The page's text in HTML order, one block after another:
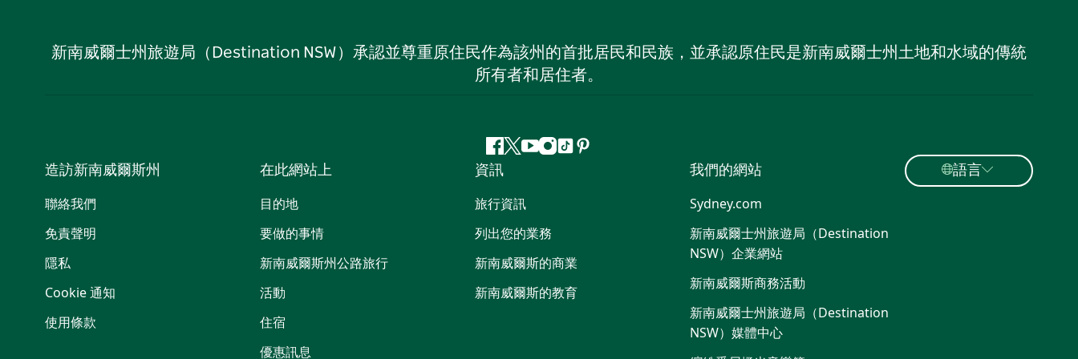
新南威爾士州旅遊局（Destination NSW）承認並尊重原住民作為該州的首批居民和民族，並承認原住民是新南威爾士州土地和水域的傳統
所有者和居住者。
Facebook
嘰
喳
喳
Youtube
Instagram
抖 Pinterest
造訪新南威爾斯州
聯絡我們
免責聲明
隱私
Cookie 通知
使用條款
在此網站上
目的地
要做的事情
新南威爾斯州公路旅行
活動
住宿
優惠訊息
資訊
旅行資訊
列出您的業務
新南威爾斯的商業
新南威爾斯的教育
我們的網站
Sydney.com
新南威爾士州旅遊局（Destination
NSW）企業網站​
新南威爾斯商務活動
新南威爾士州旅遊局（Destination
NSW）媒體中心
語言